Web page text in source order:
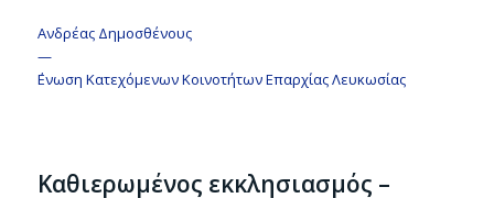
Ανδρέας Δημοσθένους
—
΄Ενωση Κατεχόμενων Κοινοτήτων Επαρχίας Λευκωσίας
Καθιερωμένος εκκλησιασμός –